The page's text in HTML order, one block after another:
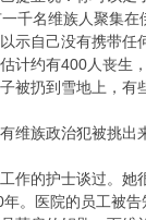
千名维族人聚集
示自己没有携带
计约有400人丧生
被扔到雪地上，
维族政治犯被挑
作的护士谈过。
。医院的员工被